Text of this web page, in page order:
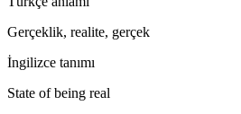
Gerçeklik, realite, gerçek
İngilizce tanımı
State of being real